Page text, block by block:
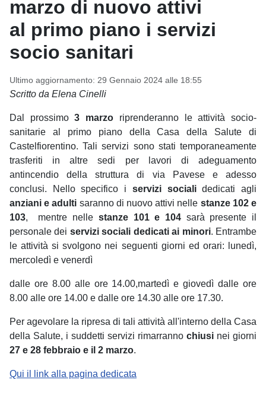
marzo di nuovo attivi
al primo piano i servizi
socio sanitari
Ultimo aggiornamento: 29 Gennaio 2024 alle 18:55
Scritto da Elena Cinelli
Dal prossimo3 marzo riprenderanno le attività socio-
sanitarie al primo piano della Casa della Salute di
Castelfiorentino. Tali servizi sono stati temporaneamente
trasferiti in altre sedi per lavori di adeguamento
antincendio della struttura di via Pavese e adesso
conclusi. Nello specifico i servizi socialidedicati agli
anziani e adulti saranno di nuovo attivi nelle stanze 102 e
103, mentre nelle stanze 101 e 104sarà presente il
personale dei servizi sociali dedicati ai minori. Entrambe
le attività si svolgono nei seguenti giorni ed orari: lunedì,
mercoledì e venerdì
dalle ore 8.00 alle ore 14.00,martedì e giovedì dalle ore
8.00 alle ore 14.00 e dalle ore 14.30 alle ore 17.30.
Per agevolare la ripresa di tali attività all'interno della Casa
della Salute, i suddetti servizi rimarranno chiusi nei giorni
27 e 28 febbraio e il 2 marzo.
Qui il link alla pagina dedicata